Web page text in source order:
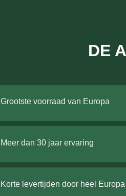
DE
Grootste voorraad van Europa
Meer dan 30 jaar ervaring
Korte levertijden door heel Europa